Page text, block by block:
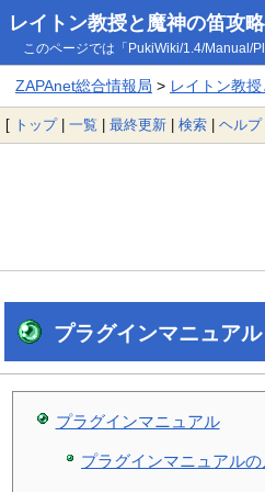
レイトン教授と魔神の笛攻
このページでは「PukiWiki/1.4/Manual/
ZAPAnet総合情報局 > レイトン教
[ トップ| 一覧 | 最終更新 | 検索 | ヘルプ
プラグインマニュア
プラグインマニュアル
プラグインマニュアルの